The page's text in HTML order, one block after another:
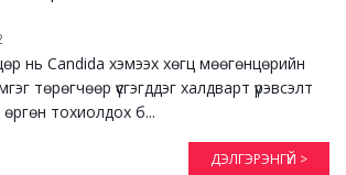
нь Candida хэмээх хөгц мөөгөнцөрийн
төрөгчөөр үүсгэгддэг халдварт үрэвсэлт
тохиолдох б...
ДЭЛГЭРЭНГҮЙ >